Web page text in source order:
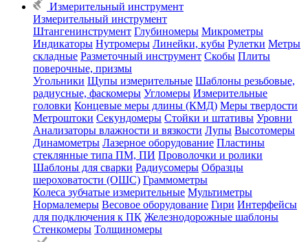
Измерительный инструмент
Измерительный инструмент
Штангенинструмент Глубиномеры Микрометры
Индикаторы Нутромеры Линейки, кубы Рулетки Метры
складные Разметочный инструмент Скобы Плиты
поверочные, призмы
Угольники Щупы измерительные Шаблоны резьбовые,
радиусные, фаскомеры Угломеры Измерительные
головки Концевые меры длины (КМД) Меры твердости
Метроштоки Секундомеры Стойки и штативы Уровни
Анализаторы влажности и вязкости Лупы Высотомеры
Динамометры Лазерное оборудование Пластины
стеклянные типа ПМ, ПИ Проволочки и ролики
Шаблоны для сварки Радиусомеры Образцы
шероховатости (ОШС) Граммометры
Колеса зубчатые измерительные Мультиметры
Нормалемеры Весовое оборудование Гири Интерфейсы
для подключения к ПК Железнодорожные шаблоны
Стенкомеры Толщиномеры